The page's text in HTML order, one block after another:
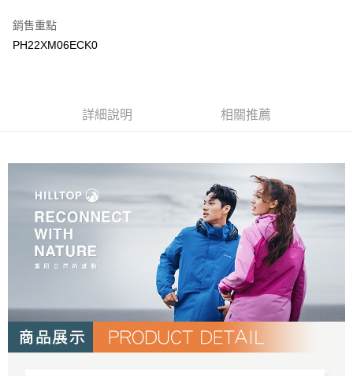
運送方式
宅配
每筆NT$399，滿NT$18,000(含以上)免運費
銷售重點
PH22XM06ECK0
詳細說明 相關推薦